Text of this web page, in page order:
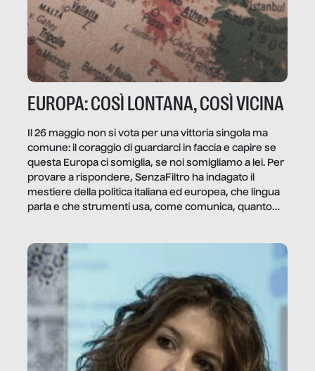
EUROPA: COSÌ LONTANA, COSÌ VICINA
Il 26 maggio non si vota per una vittoria singola ma
comune: il coraggio di guardarci in faccia e capire se
questa Europa ci somiglia, se noi somigliamo a lei. Per
provare a rispondere, SenzaFiltro ha indagato il
mestiere della politica italiana ed europea, che lingua
parla e che strumenti usa, come comunica, quanto